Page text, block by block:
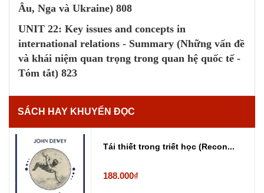
Âu, Nga và Ukraine) 808
UNIT 22: Key issues and concepts in
international relations - Summary (Những vấn đề
và khái niệm quan trọng trong quan hệ quốc tế -
Tóm tắt) 823
SÁCH HAY KHUYẾN ĐỌC
Tái thiết trong triết học (Recon...
188.000₫